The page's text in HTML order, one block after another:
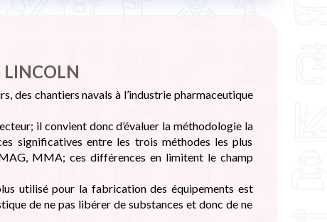
LINCOLN
des chantiers navals à l’industrie pharmaceutique
il convient donc d’évaluer la méthodologie la
significatives entre les trois méthodes les plus
MMA; ces différences en limitent le champ
utilisé pour la fabrication des équipements est
de ne pas libérer de substances et donc de ne